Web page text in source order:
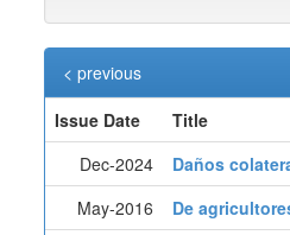
< previous
Issue Date
Title
Dec-2024
Daños
May-2016
De